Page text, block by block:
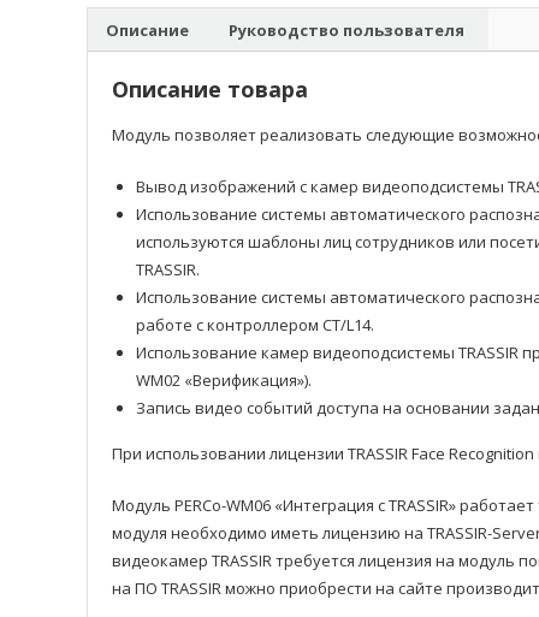
Описание Руководство пользователя
Описание товара
Модуль позволяет реализовать следующие
Вывод изображений с камер видеоподсистемы
Использование системы автоматического
используются шаблоны лиц сотрудников или
TRASSIR.
Использование системы автоматического
работе с контроллером CT/L14.
Использование камер видеоподсистемы TRASSIR
WM02 «Верификация»).
Запись видео событий доступа на основании
При использовании лицензии TRASSIR Face
Модуль PERCo-WM06 «Интеграция с TRASSIR»
модуля необходимо иметь лицензию на TRASSIR-
видеокамер TRASSIR требуется лицензия на модуль
на ПО TRASSIR можно приобрести на сайте